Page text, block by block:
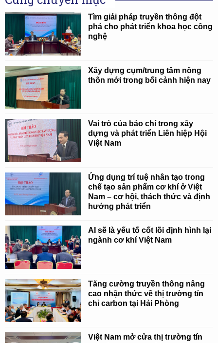
Tìm giải pháp truyền thông đột
phá cho phát triển khoa học công
nghệ
Xây dựng cụm/trung tâm nông
thôn mới trong bối cảnh hiện nay
Vai trò của báo chí trong xây
dựng và phát triển Liên hiệp Hội
Việt Nam
Ứng dụng trí tuệ nhân tạo trong
chế tạo sản phẩm cơ khí ở Việt
Nam – cơ hội, thách thức và định
hướng phát triển
AI sẽ là yếu tố cốt lõi định hình lại
ngành cơ khí Việt Nam
Tăng cường truyền thông nâng
cao nhận thức về thị trường tín
chỉ carbon tại Hải Phòng
Việt Nam mở cửa thị trường tín